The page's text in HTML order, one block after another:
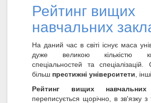
Рейтинг вищих
навчальних
На даний час в світі існує маса
дуже великою кількістю
спеціальностей та
більш престижні університети ,
Рейтинг вищих навчальних
переписується щорічно, в зв'язку